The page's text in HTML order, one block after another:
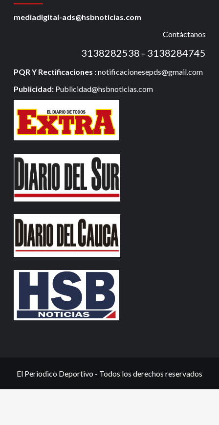
mediadigital-ads@hsbnoticias.com
Contáctanos
3138282538 - 3138284745
PQR Y Rectificaciones :notificacionesepds@gmail.com
Publicidad: Publicidad@hsbnoticias.com